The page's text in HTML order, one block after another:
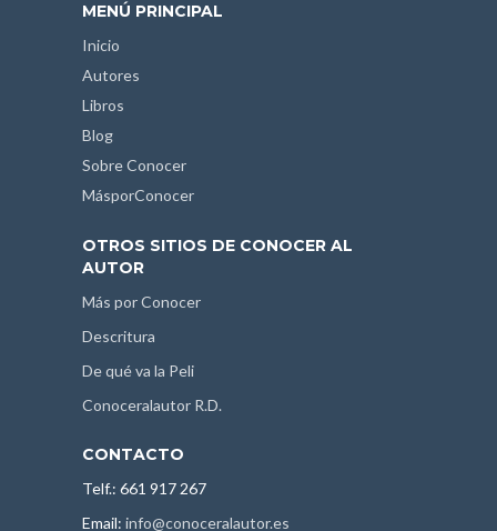
MENÚ PRINCIPAL
Inicio
Autores
Libros
Blog
Sobre Conocer
MásporConocer
OTROS SITIOS DE CONOCER AL
AUTOR
Más por Conocer
Descritura
De qué va la Peli
Conoceralautor R.D.
CONTACTO
Telf.: 661 917 267
Email: info@conoceralautor.es